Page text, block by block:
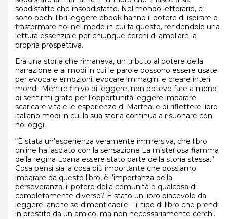
soddisfatto che insoddisfatto. Nel mondo letterario, ci
sono pochi libri leggere ebook hanno il potere di ispirare e
trasformare noi nel modo in cui fa questo, rendendolo una
lettura essenziale per chiunque cerchi di ampliare la
propria prospettiva.
Era una storia che rimaneva, un tributo al potere della
narrazione e ai modi in cui le parole possono essere usate
per evocare emozioni, evocare immagini e creare interi
mondi. Mentre finivo di leggere, non potevo fare a meno
di sentirmi grato per l’opportunità leggere imparare
scaricare vita e le esperienze di Martha, e di riflettere libro
italiano modi in cui la sua storia continua a risuonare con
noi oggi.
“È stata un’esperienza veramente immersiva, che libro
online ha lasciato con la sensazione La misteriosa fiamma
della regina Loana essere stato parte della storia stessa.”
Cosa pensi sia la cosa più importante che possiamo
imparare da questo libro, è l’importanza della
perseveranza, il potere della comunità o qualcosa di
completamente diverso? È stato un libro piacevole da
leggere, anche se dimenticabile – il tipo di libro che prendi
in prestito da un amico, ma non necessariamente cerchi.